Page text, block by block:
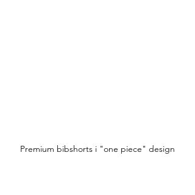
Premium bibshorts i "one piece" design